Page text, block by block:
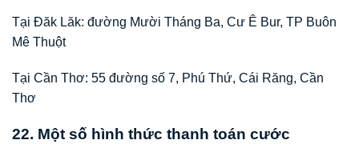
Tại Đăk Lăk: đường Mười Tháng Ba, Cư Ê Bur, TP Buôn
Mê Thuột
Tại Cần Thơ: 55 đường số 7, Phú Thứ, Cái Răng, Cần
Thơ
22. Một số hình thức thanh toán cước